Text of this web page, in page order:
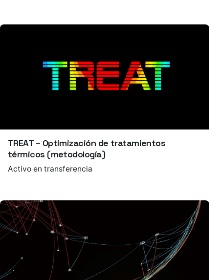
TREAT – Optimización de tratamientos
térmicos (metodología)
Activo en transferencia